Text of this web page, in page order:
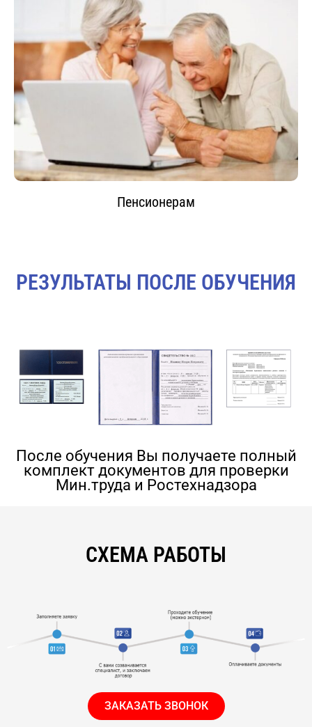
Пенсионерам
РЕЗУЛЬТАТЫ ПОСЛЕ ОБУЧЕНИЯ
После обучения Вы получаете полный
комплект документов для проверки
Мин.труда и Ростехнадзора
СХЕМА РАБОТЫ
ЗАКАЗАТЬ ЗВОНОК